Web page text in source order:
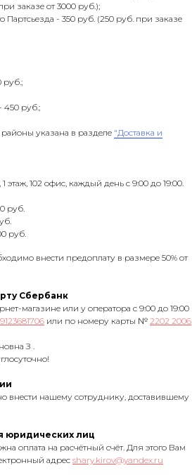
заказе от 3000 руб.);
- 350 руб. (250 руб. при заказе
руб.;
450 руб.;
указана в разделе "Доставка и
этаж, 102 офис, каждый день с 9:00 до 19:00.
руб.
руб.
внести предоплату в размере 50% от
Сбербанк
магазине или у оператора с 9:00 до 19:00
или по номеру карты № 2202 2006
З .
внести нашему сотруднику, доставившему
юридических лиц
оплата на расчётный счёт. Для этого Вам
адрес shary.kirov@yandex.ru